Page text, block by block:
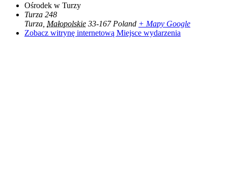
Ośrodek w Turzy
Turza 248
Turza Małopolskie 33-167 Poland + Mapy Google
Zobacz witrynę internetową Miejsce wydarzenia